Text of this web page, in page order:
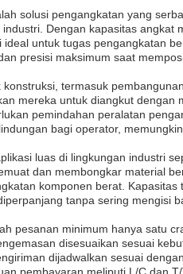
solusi pengangkatan yang
Dengan kapasitas angkat
untuk tugas pengangkatan
presisi maksimum saat
termasuk
mereka untuk diangkut dengan
pemindahan peralatan
bagi operator,
luas di lingkungan industri
dan membongkar material
komponen berat.
tanpa sering mengisi
pesanan minimum hanya satu
disesuaikan sesuai
dijadwalkan sesuai